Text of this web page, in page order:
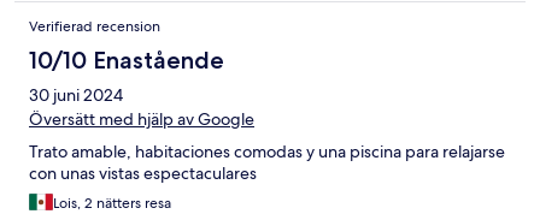
Verifierad recension
10/10 Enastående
30 juni 2024
Översätt med hjälp av Google
Trato amable, habitaciones comodas y una piscina para relajarse
con unas vistas espectaculares
Lois, 2 nätters resa